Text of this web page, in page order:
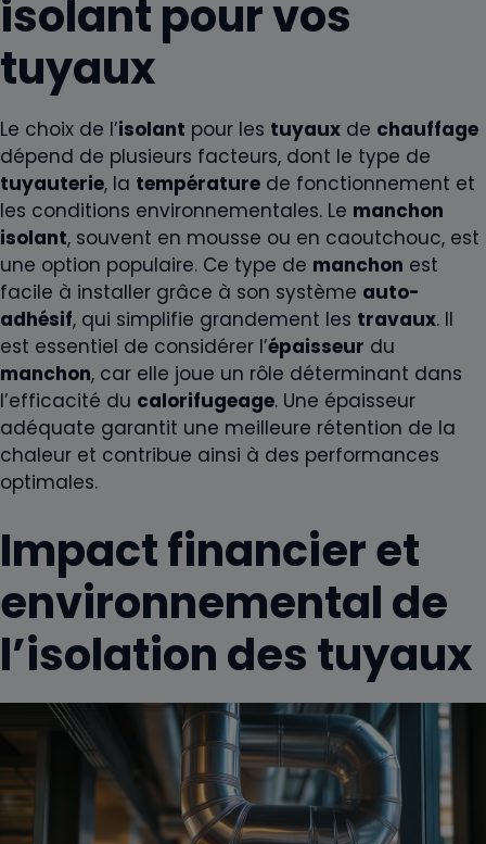
isolant pour vos
tuyaux
Le choix de l’isolant pour les tuyaux de chauffage
dépend de plusieurs facteurs, dont le type de
tuyauterie, la température de fonctionnement et
les conditions environnementales. Le manchon
isolant, souvent en mousse ou en caoutchouc, est
une option populaire. Ce type de manchon est
facile à installer grâce à son système auto-
adhésif, qui simplifie grandement les travaux. Il
est essentiel de considérer l’épaisseur du
manchon, car elle joue un rôle déterminant dans
l’efficacité du calorifugeage. Une épaisseur
adéquate garantit une meilleure rétention de la
chaleur et contribue ainsi à des performances
optimales.
Impact financier et
environnemental de
l’isolation des tuyaux